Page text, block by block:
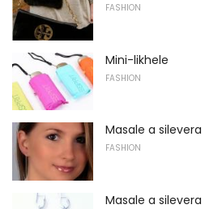
FASHION
Mini-likhele
FASHION
Masale a silevera
FASHION
Masale a